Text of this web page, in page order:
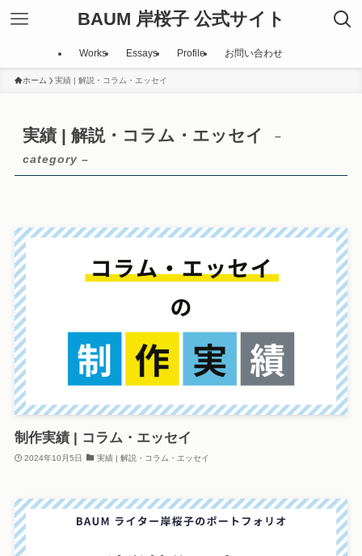
BAUM 岸桜子 公式サイト
Works Essays Profile お問い合わせ
ホーム 実績 | 解説・コラム・エッセイ
実績 | 解説・コラム・エッセイ
–
category –
制作実績 | コラム・エッセイ
2024年10月5日 実績 | 解説・コラム・エッセイ